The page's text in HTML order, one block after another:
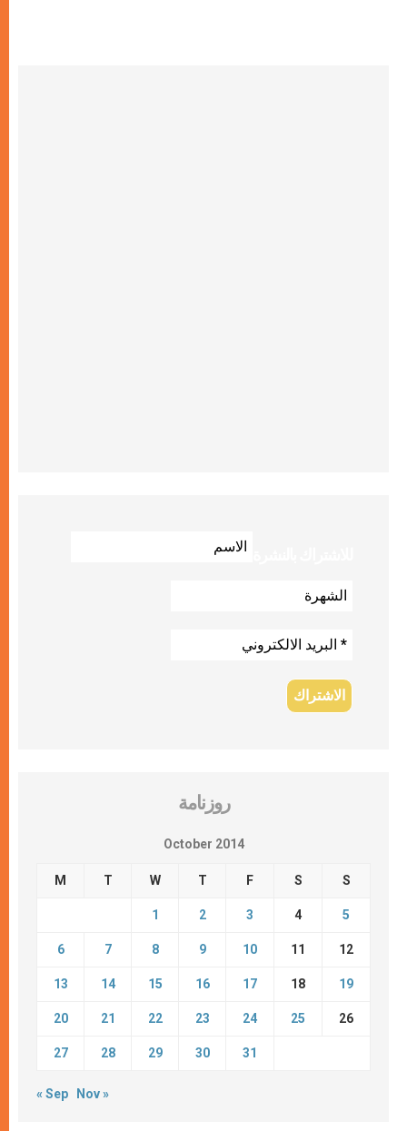
روزنامة
October 2014
M T W T F S S
1 2 3 4 5
6 7 8 9 10 11 12
13 14 15 16 17 18 19
20 21 22 23 24 25 26
27 28 29 30 31
« Sep Nov »